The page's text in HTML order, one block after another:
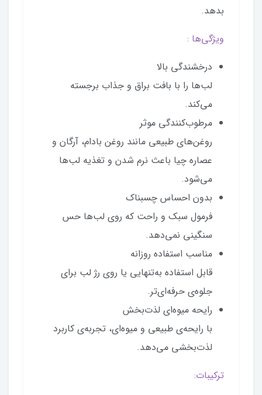
بدهد.
ویژگی‌ها :
درخشندگی بالا
لب‌ها را با بافت براق و جذاب برجسته
می‌کند.
مرطوب‌کنندگی موثر
روغن‌های طبیعی مانند روغن بادام، آرگان و
عصاره چیا باعث نرم شدن و تغذیه لب‌ها
می‌شود.
بدون احساس چسبناک
فرمول سبک و راحت که روی لب‌ها حس
سنگینی نمی‌دهد.
مناسب استفاده روزانه
قابل استفاده به‌تنهایی یا روی رژ لب برای
جلوه‌ی حرفه‌ای‌تر.
رایحه میوه‌ای لذت‌بخش
با رایحه‌ی طبیعی و میوه‌ای، تجربه‌ی کاربرد
لذت‌بخشی می‌دهد.
ترکیبات: